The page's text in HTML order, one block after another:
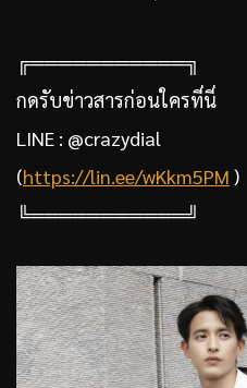
╔═══════════╗
กดรับข่าวสารก่อนใครที่นี่
LINE : @crazydial
(https://lin.ee/wKkm5PM )
╚═══════════╝